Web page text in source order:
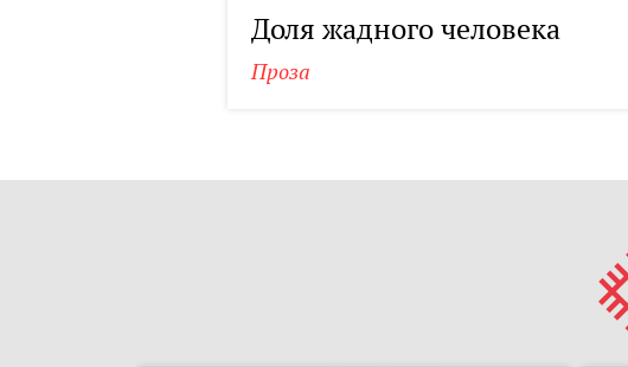
Доля жадного человека
Проза